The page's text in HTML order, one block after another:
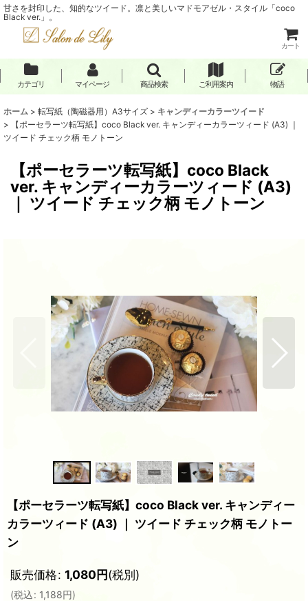
甘さを封印した、知的なツイード。凛と美しいマドモアゼル・スタイル「coco
Black ver.」。
カート
カテゴリ マイページ 商品検索 ご利用案内 物語
ホーム > 転写紙（陶磁器用）A3サイズ > キャンディーカラーツイード
>
【ポーセラーツ転写紙】coco Black ver. キャンディーカラーツィード (A3) ｜
ツイード チェック柄 モノトーン
【ポーセラーツ転写紙】coco Black
ver. キャンディーカラーツィード (A3)
｜ ツイード チェック柄 モノトーン
【ポーセラーツ転写紙】coco Black ver. キャンディー
カラーツィード (A3) ｜ ツイード チェック柄 モノトー
ン
販売価格: 1,080円(税別)
(税込: 1,188円)